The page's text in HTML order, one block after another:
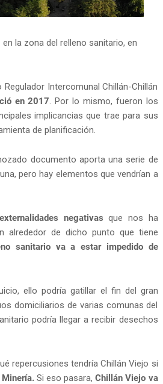
la zona del relleno sanitario, en
Intercomunal Chillán-Chillán
en 2017. Por lo mismo, fueron los
implicancias que trae para sus
de planificación.
documento aporta una serie de
pero hay elementos que vendrían a
negativas que nos ha
alrededor de dicho punto que tiene
sanitario va a estar impedido de
ello podría gatillar el fin del gran
domiciliarios de varias comunas del
podría llegar a recibir desechos
repercusiones tendría Chillán Viejo si
Si eso pasara,Chillán Viejo va